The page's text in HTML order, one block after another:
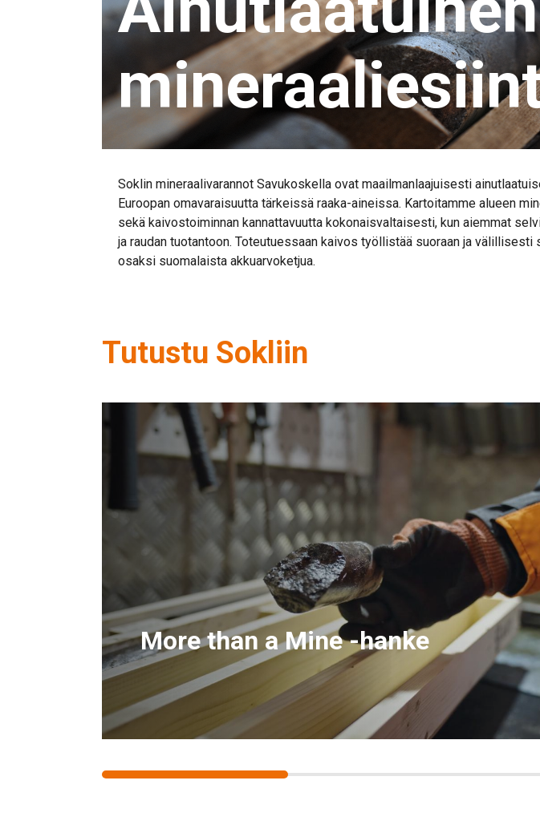
Soklin mineraalivarannot Savukoskella ovat maailmanlaajuisesti
Euroopan omavaraisuutta tärkeissä raaka-aineissa. Kartoitamme alueen
sekä kaivostoiminnan kannattavuutta kokonaisvaltaisesti, kun aiemmat
ja raudan tuotantoon. Toteutuessaan kaivos työllistää suoraan ja välillisesti
osaksi suomalaista akkuarvoketjua.
Tutustu Sokliin
More than a Mine -hanke